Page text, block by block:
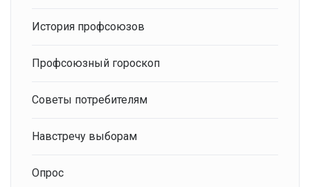
История профсоюзов
Профсоюзный гороскоп
Советы потребителям
Навстречу выборам
Опрос